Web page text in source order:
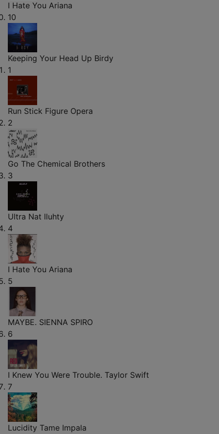
I Hate You Ariana
10
Keeping Your Head Up Birdy
1
Run Stick Figure Opera
2
Go The Chemical Brothers
3
Ultra Nat lluhty
4
I Hate You Ariana
5
MAYBE. SIENNA SPIRO
6
I Knew You Were Trouble. Taylor Swift
7
Lucidity Tame Impala